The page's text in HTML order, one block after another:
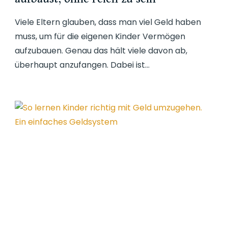
Viele Eltern glauben, dass man viel Geld haben
muss, um für die eigenen Kinder Vermögen
aufzubauen. Genau das hält viele davon ab,
überhaupt anzufangen. Dabei ist…